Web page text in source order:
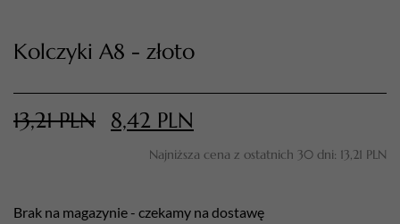
TWÓJ KOSZYK ( 0)
Kolczyki A8 - złoto
13,21PLN 8,42 PLN
Najniższa cena z ostatnich 30 dni: 13,21 PLN
Brak na magazynie - czekamy na dostawę